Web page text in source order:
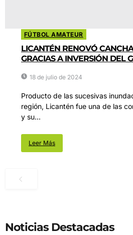
FÚTBOL AMATEUR
LICANTÉN RENOVÓ
GRACIAS A INVERSIÓN DEL
18 de julio de 2024
Producto de las sucesivas
región, Licantén fue una de las
y su...
Leer Más
Noticias Destacadas